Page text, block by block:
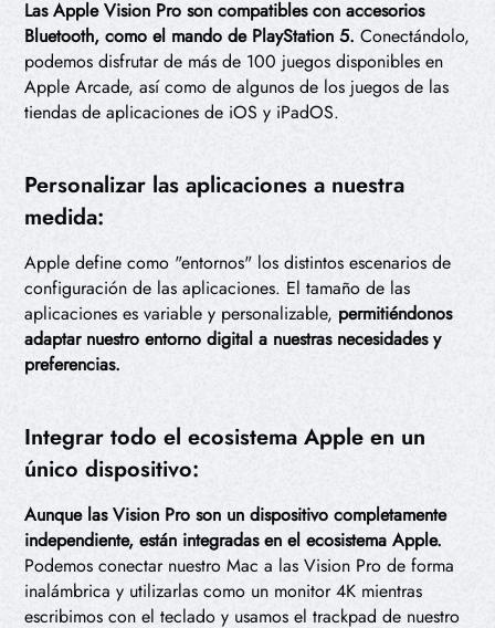
Las Apple Vision Pro son compatibles con accesorios
Bluetooth, como el mando de PlayStation 5. Conectándolo,
podemos disfrutar de más de 100 juegos disponibles en
Apple Arcade, así como de algunos de los juegos de las
tiendas de aplicaciones de iOS y iPadOS.
Personalizar las aplicaciones a nuestra
medida:
Apple define como "entornos" los distintos escenarios de
configuración de las aplicaciones. El tamaño de las
aplicaciones es variable y personalizable, permitiéndonos
adaptar nuestro entorno digital a nuestras necesidades y
preferencias.
Integrar todo el ecosistema Apple en un
único dispositivo:
Aunque las Vision Pro son un dispositivo completamente
independiente, están integradas en el ecosistema Apple.
Podemos conectar nuestro Mac a las Vision Pro de forma
inalámbrica y utilizarlas como un monitor 4K mientras
escribimos con el teclado y usamos el trackpad de nuestro